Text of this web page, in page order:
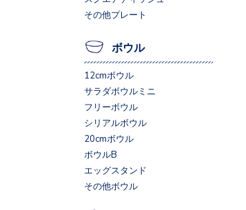
その他プレート
ボウル
12cmボウル
サラダボウルミニ
フリーボウル
シリアルボウル
20cmボウル
ボウルB
エッグスタンド
その他ボウル